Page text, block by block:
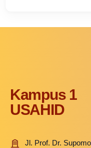
Kampus 1
USAHID
Jl. Prof. Dr.